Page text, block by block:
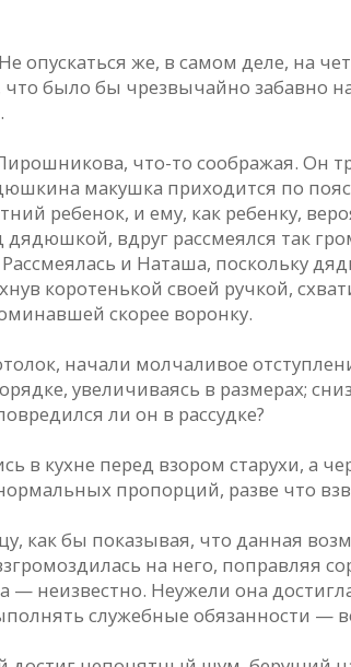
опускаться же, в самом деле, на
было бы чрезвычайно забавно
что-то соображая. Он
макушка приходится по
ребенок, и ему, как ребенку,
вдруг рассмеялся так
Рассмеялась и Наташа, поскольку
коротенькой своей ручкой,
скорее воронку.
начали молчаливое
увеличиваясь в размерах;
ли он в рассудке?
в кухне перед взором старухи, а
пропорций, разве что
как бы показывая, что данная
на него, поправляя
неизвестно. Неужели она
служебные обязанности —